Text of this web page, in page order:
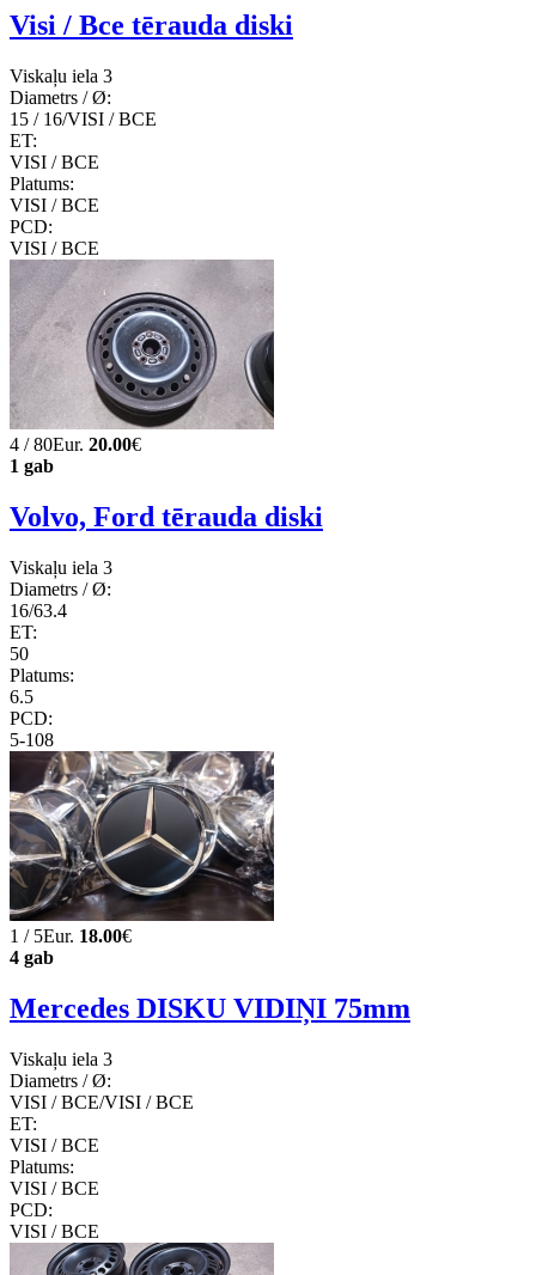
Visi / Все tērauda diski
Viskaļu iela 3
Diametrs / Ø:
15 / 16/VISI / ВСЕ
ET:
VISI / ВСЕ
Platums:
VISI / ВСЕ
PCD:
VISI / ВСЕ
4 / 80Eur. 20.00€
1 gab
Volvo, Ford tērauda diski
Viskaļu iela 3
Diametrs / Ø:
16/63.4
ET:
50
Platums:
6.5
PCD:
5-108
1 / 5Eur. 18.00€
4 gab
Mercedes DISKU VIDIŅI 75mm
Viskaļu iela 3
Diametrs / Ø:
VISI / ВСЕ/VISI / ВСЕ
ET:
VISI / ВСЕ
Platums:
VISI / ВСЕ
PCD:
VISI / ВСЕ